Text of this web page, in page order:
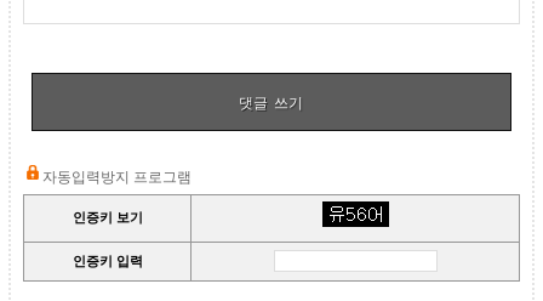
쓰기
자동입력방지 프로그램
인증키 보기
인증키 입력